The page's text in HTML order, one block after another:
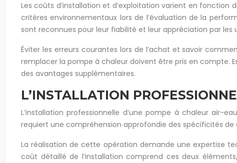
Les coûts d’installation et d’exploitation varient en
critères environnementaux lors de l’évaluation de la
sont reconnues pour leur fiabilité et leur appréciation par les
Éviter les erreurs courantes lors de l’achat et savoir
remplacer la pompe à chaleur doivent être pris en compte.
des avantages supplémentaires.
L’INSTALLATION
L’installation professionnelle d’une pompe à chaleur air-
requiert une compréhension approfondie des spécificités
La réalisation de cette opération demande une expertise
coût détaillé de l’installation comprend ces deux